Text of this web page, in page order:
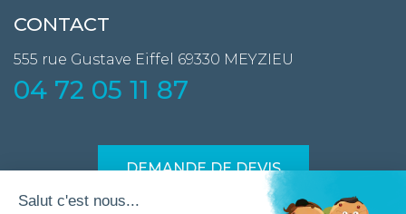
CONTACT
555 rue Gustave Eiffel 69330 MEYZIEU
04 72 05 11 87
DEMANDE DE DEVIS